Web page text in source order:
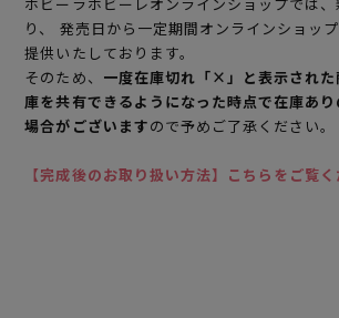
り、 発売日から一定期間オンラインショッ
提供いたしております。
そのため、 一度在庫切れ「×」と表示され
庫を共有できるようになった時点で在庫あ
場合がございますので予めご了承ください。
【完成後のお取り扱い方法】こちらをご覧く